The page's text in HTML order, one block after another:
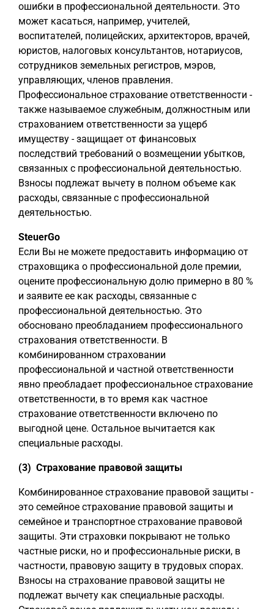
ошибки в профессиональной деятельности. Это
может касаться, например, учителей,
воспитателей, полицейских, архитекторов, врачей,
юристов, налоговых консультантов, нотариусов,
сотрудников земельных регистров, мэров,
управляющих, членов правления.
Профессиональное страхование ответственности -
также называемое служебным, должностным или
страхованием ответственности за ущерб
имуществу - защищает от финансовых
последствий требований о возмещении убытков,
связанных с профессиональной деятельностью.
Взносы подлежат вычету в полном объеме как
расходы, связанные с профессиональной
деятельностью.
SteuerGo
Если Вы не можете предоставить информацию от
страховщика о профессиональной доле премии,
оцените профессиональную долю примерно в 80 %
и заявите ее как расходы, связанные с
профессиональной деятельностью. Это
обосновано преобладанием профессионального
страхования ответственности. В
комбинированном страховании
профессиональной и частной ответственности
явно преобладает профессиональное страхование
ответственности, в то время как частное
страхование ответственности включено по
выгодной цене. Остальное вычитается как
специальные расходы.
(3) Страхование правовой защиты
Комбинированное страхование правовой защиты -
это семейное страхование правовой защиты и
семейное и транспортное страхование правовой
защиты. Эти страховки покрывают не только
частные риски, но и профессиональные риски, в
частности, правовую защиту в трудовых спорах.
Взносы на страхование правовой защиты не
подлежат вычету как специальные расходы.